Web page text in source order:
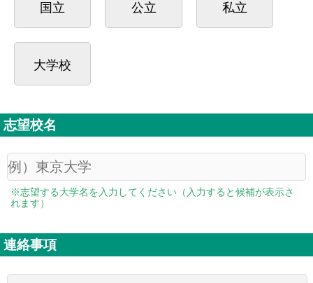
国立 公立 私立
大学校
志望校名
※志望する大学名を入力してください（入力すると候補が表示さ
れます）
連絡事項